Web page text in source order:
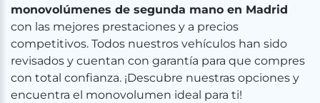
monovolúmenes de segunda mano en Madrid
con las mejores prestaciones y a precios
competitivos. Todos nuestros vehículos han sido
revisados y cuentan con garantía para que compres
con total confianza. ¡Descubre nuestras opciones y
encuentra el monovolumen ideal para ti!